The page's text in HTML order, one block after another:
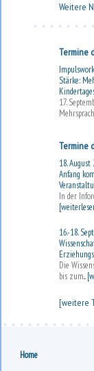
Weitere
Termine
Stärke:
17.
Termine
18.
Anfang
In der
16.-18.
Die
bis zum...
[weitere
Home